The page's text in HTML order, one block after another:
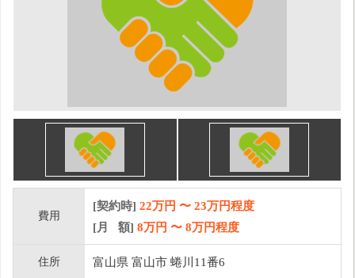
費用
[契約時] 22万円 〜 23万円程度
[月 額] 8万円 〜 8万円程度
住所 富山県 富山市 蜷川11番6